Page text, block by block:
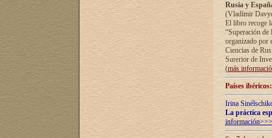
Rusia y
(Vladímir
El libro recoge
“Superación
organizado por
Ciencias de
Surerior de
(más
Países
Irina
La práctica
información>>>